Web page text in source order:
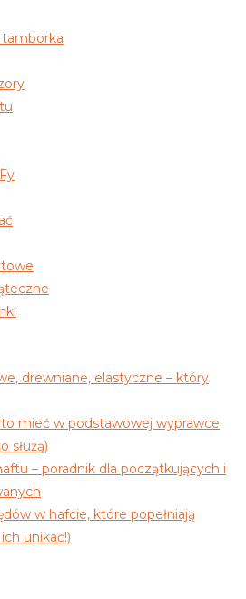
drewniane, elastyczne – który
mieć w podstawowej wyprawce
służą)
– poradnik dla początkujących i
w hafcie, które popełniają
unikać!)